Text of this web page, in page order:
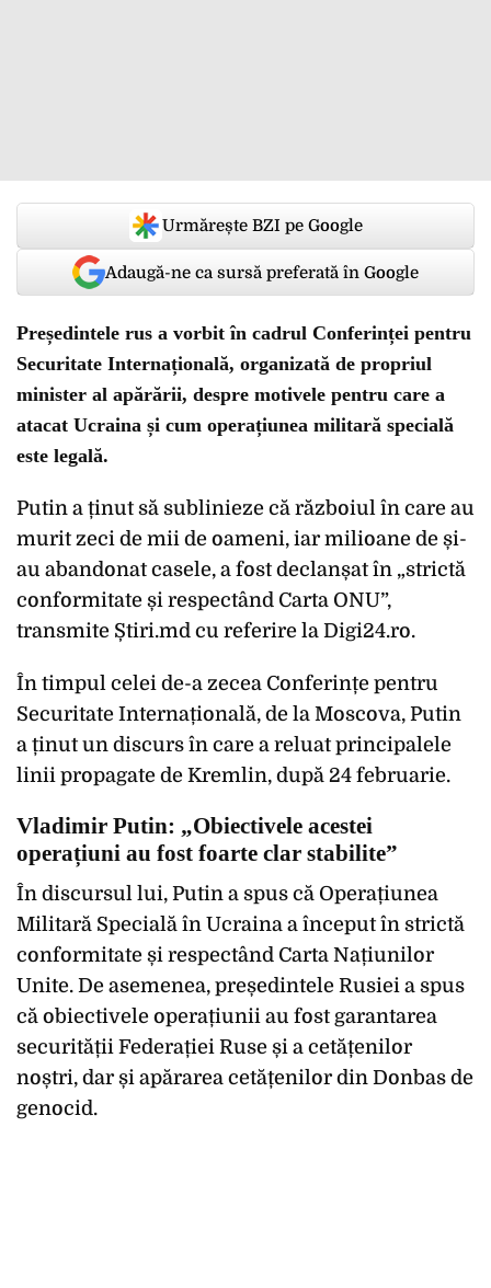
Urmărește BZI pe Google
Adaugă-ne ca sursă preferată în Google
Președintele rus a vorbit în cadrul Conferinței pentru
Securitate Internațională, organizată de propriul
minister al apărării, despre motivele pentru care a
atacat Ucraina și cum operațiunea militară specială
este legală.
Putin a ținut să sublinieze că războiul în care au
murit zeci de mii de oameni, iar milioane de și-
au abandonat casele, a fost declanșat în „strictă
conformitate și respectând Carta ONU”,
transmite Știri.md cu referire la Digi24.ro.
În timpul celei de-a zecea Conferințe pentru
Securitate Internațională, de la Moscova, Putin
a ținut un discurs în care a reluat principalele
linii propagate de Kremlin, după 24 februarie.
Vladimir Putin: „Obiectivele acestei
operațiuni au fost foarte clar stabilite”
În discursul lui, Putin a spus că Operațiunea
Militară Specială în Ucraina a început în strictă
conformitate și respectând Carta Națiunilor
Unite. De asemenea, președintele Rusiei a spus
că obiectivele operațiunii au fost garantarea
securității Federației Ruse și a cetățenilor
noștri, dar și apărarea cetățenilor din Donbas de
genocid.